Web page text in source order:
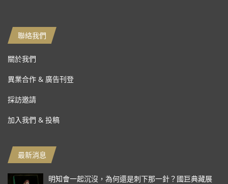
聯絡我們
關於我們
異業合作 & 廣告刊登
採訪邀請
加入我們 & 投稿
最新消息
明知會一起沉沒，為何還是刺下那一針？國巨典藏展